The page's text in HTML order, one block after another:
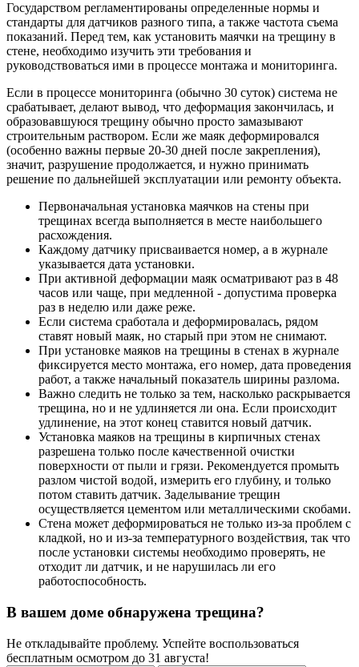
Государством регламентированы определенные нормы и
стандарты для датчиков разного типа, а также частота съема
показаний. Перед тем, как установить маячки на трещину в
стене, необходимо изучить эти требования и
руководствоваться ими в процессе монтажа и мониторинга.
Если в процессе мониторинга (обычно 30 суток) система не
срабатывает, делают вывод, что деформация закончилась, и
образовавшуюся трещину обычно просто замазывают
строительным раствором. Если же маяк деформировался
(особенно важны первые 20-30 дней после закрепления),
значит, разрушение продолжается, и нужно принимать
решение по дальнейшей эксплуатации или ремонту объекта.
Первоначальная установка маячков на стены при
трещинах всегда выполняется в месте наибольшего
расхождения.
Каждому датчику присваивается номер, а в журнале
указывается дата установки.
При активной деформации маяк осматривают раз в 48
часов или чаще, при медленной - допустима проверка
раз в неделю или даже реже.
Если система сработала и деформировалась, рядом
ставят новый маяк, но старый при этом не снимают.
При установке маяков на трещины в стенах в журнале
фиксируется место монтажа, его номер, дата проведения
работ, а также начальный показатель ширины разлома.
Важно следить не только за тем, насколько раскрывается
трещина, но и не удлиняется ли она. Если происходит
удлинение, на этот конец ставится новый датчик.
Установка маяков на трещины в кирпичных стенах
разрешена только после качественной очистки
поверхности от пыли и грязи. Рекомендуется промыть
разлом чистой водой, измерить его глубину, и только
потом ставить датчик. Заделывание трещин
осуществляется цементом или металлическими скобами.
Стена может деформироваться не только из-за проблем с
кладкой, но и из-за температурного воздействия, так что
после установки системы необходимо проверять, не
отходит ли датчик, и не нарушилась ли его
работоспособность.
В вашем доме обнаружена трещина?
Не откладывайте проблему. Успейте воспользоваться
бесплатным осмотром до 31 августа!